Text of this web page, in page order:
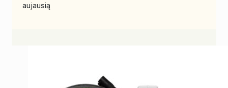
naujausią